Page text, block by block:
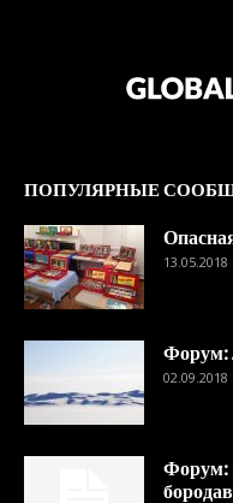
ПОПУЛЯРНЫЕ
13.05.2018
Форум:
02.09.2018
Форум: